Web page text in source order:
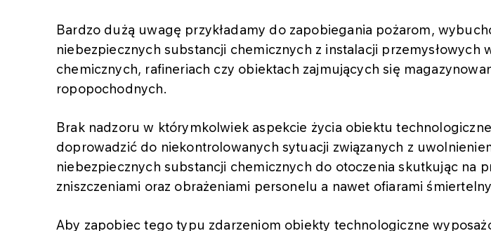
Bardzo dużą uwagę przykładamy do zapobiegania pożarom,
niebezpiecznych substancji chemicznych z instalacji przemysłowych
chemicznych, rafineriach czy obiektach zajmujących się
ropopochodnych.
Brak nadzoru w którymkolwiek aspekcie życia obiektu
doprowadzić do niekontrolowanych sytuacji związanych z
niebezpiecznych substancji chemicznych do otoczenia skutkując na
zniszczeniami oraz obrażeniami personelu a nawet ofiarami
Aby zapobiec tego typu zdarzeniom obiekty technologiczne